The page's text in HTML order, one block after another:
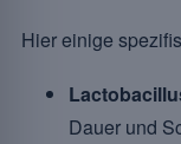
Hier einige
Dauer und